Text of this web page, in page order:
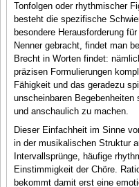
Tonfolgen oder rhythmischer
besteht die spezifische
besondere Herausforderung
Nenner gebracht, findet man
Brecht in Worten findet:
präzisen Formulierungen
Fähigkeit und das geradezu
unscheinbaren
und anschaulich zu machen.
Dieser Einfachheit im Sinne
in der musikalischen Struktur
Intervallsprünge, häufige
Einstimmigkeit der Chöre.
bekommt damit erst eine